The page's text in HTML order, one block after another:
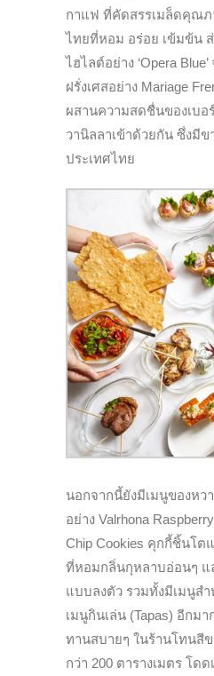
กาแฟ ที่คัดสรรเมล็ดคุณภ
ไทยที่หอม อร่อย เข้มข้น
ไฮไลต์อย่าง ‘Opera
ฝรั่งเศสอย่าง Mariage
ผสานความสดชื่นของเบอ
วานิลลาเข้าด้วยกัน ซึ่งมี
ประเทศไทย
นอกจากนี้ยังมีเมนูของห
อย่าง Valrhona
Chip Cookies คุกกี้ชิ้นโต
ที่หอมกลิ่นกุหลาบอ่อนๆ แ
แบบลงตัว รวมทั้งมีเมนูส
เมนูกินเล่น (Tapas) อีกม
ทานสบายๆ ในร้านโทนสี
กว่า 200 ตารางเมตร โด